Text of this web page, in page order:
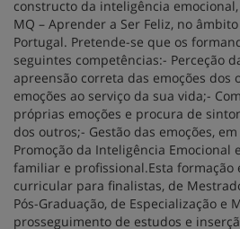
constructo da inteligência
MQ – Aprender a Ser Feliz, no
Portugal. Pretende-se que os
seguintes competências:- Perceção
apreensão correta das emoções dos
emoções ao serviço da sua vida;-
próprias emoções e procura de
dos outros;- Gestão das emoções,
Promoção da Inteligência Emocional
familiar e profissional.Esta formação
curricular para finalistas, de
Pós-Graduação, de Especialização e
prosseguimento de estudos e